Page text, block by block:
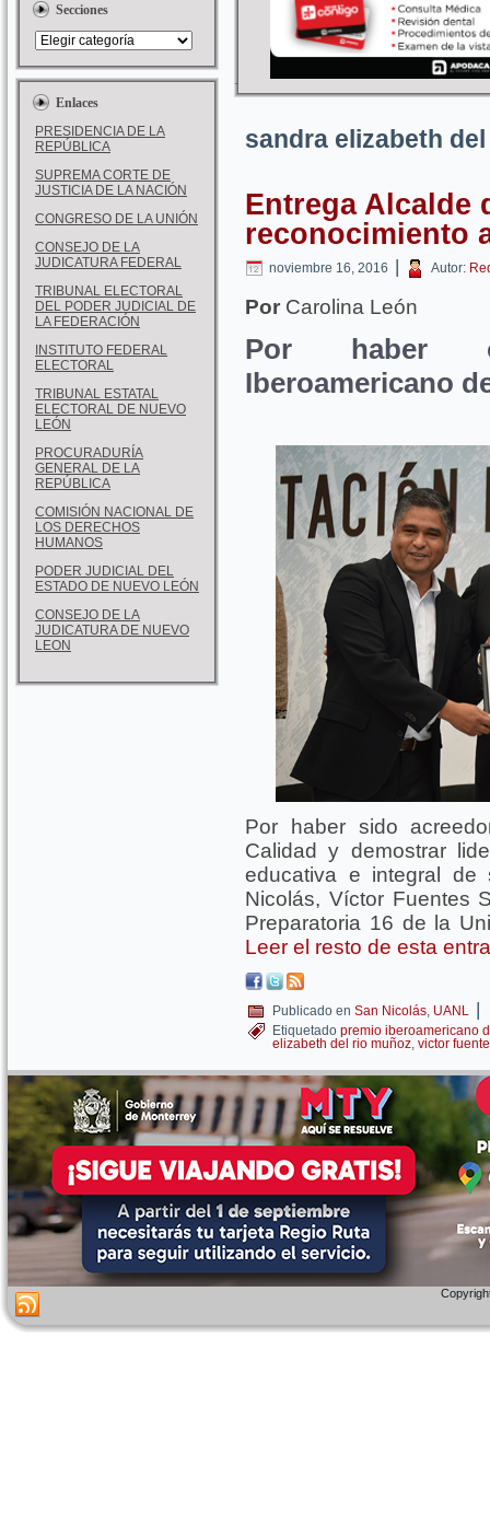
Secciones
Enlaces
PRESIDENCIA DE LA
REPÚBLICA
SUPREMA CORTE DE
JUSTICIA DE LA NACIÓN
CONGRESO DE LA UNIÓN
CONSEJO DE LA
JUDICATURA FEDERAL
TRIBUNAL ELECTORAL
DEL PODER JUDICIAL DE
LA FEDERACIÓN
INSTITUTO FEDERAL
ELECTORAL
TRIBUNAL ESTATAL
ELECTORAL DE NUEVO
LEÓN
PROCURADURÍA
GENERAL DE LA
REPÚBLICA
COMISIÓN NACIONAL DE
LOS DERECHOS
HUMANOS
PODER JUDICIAL DEL
ESTADO DE NUEVO LEÓN
CONSEJO DE LA
JUDICATURA DE NUEVO
LEON
sandra elizabeth
Entrega Alcalde
reconocimiento
noviembre 16, 2016 | Autor:
Por Carolina León
Por haber
Iberoamericano
Por haber sido
Calidad y demostrar
educativa e integral de
Nicolás, Víctor Fuentes
Preparatoria 16 de la
Leer el resto de esta
Publicado en San Nicolás, UANL |
Etiquetado premio iberoamericano
elizabeth del rio muñoz, victor